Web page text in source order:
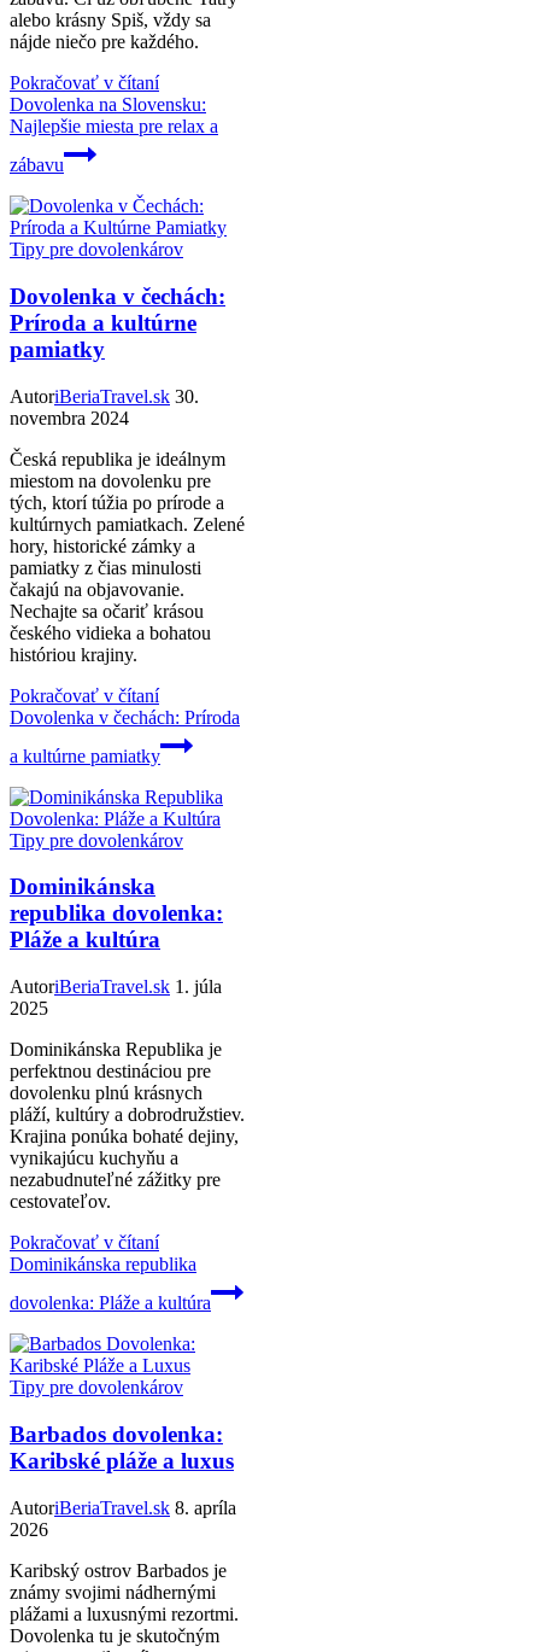
alebo krásny Spiš, vždy sa
nájde niečo pre každého.
Pokračovať v čítaní
Dovolenka na Slovensku:
Najlepšie miesta pre relax a
zábavu
Tipy pre dovolenkárov
Dovolenka v čechách:
Príroda a kultúrne
pamiatky
AutoriBeriaTravel.sk 30.
novembra 2024
Česká republika je ideálnym
miestom na dovolenku pre
tých, ktorí túžia po prírode a
kultúrnych pamiatkach. Zelené
hory, historické zámky a
pamiatky z čias minulosti
čakajú na objavovanie.
Nechajte sa očariť krásou
českého vidieka a bohatou
históriou krajiny.
Pokračovať v čítaní
Dovolenka v čechách: Príroda
a kultúrne pamiatky
Tipy pre dovolenkárov
Dominikánska
republika dovolenka:
Pláže a kultúra
AutoriBeriaTravel.sk 1. júla
2025
Dominikánska Republika je
perfektnou destináciou pre
dovolenku plnú krásnych
pláží, kultúry a dobrodružstiev.
Krajina ponúka bohaté dejiny,
vynikajúcu kuchyňu a
nezabudnuteľné zážitky pre
cestovateľov.
Pokračovať v čítaní
Dominikánska republika
dovolenka: Pláže a kultúra
Tipy pre dovolenkárov
Barbados dovolenka:
Karibské pláže a luxus
AutoriBeriaTravel.sk 8. apríla
2026
Karibský ostrov Barbados je
známy svojimi nádhernými
plážami a luxusnými rezortmi.
Dovolenka tu je skutočným